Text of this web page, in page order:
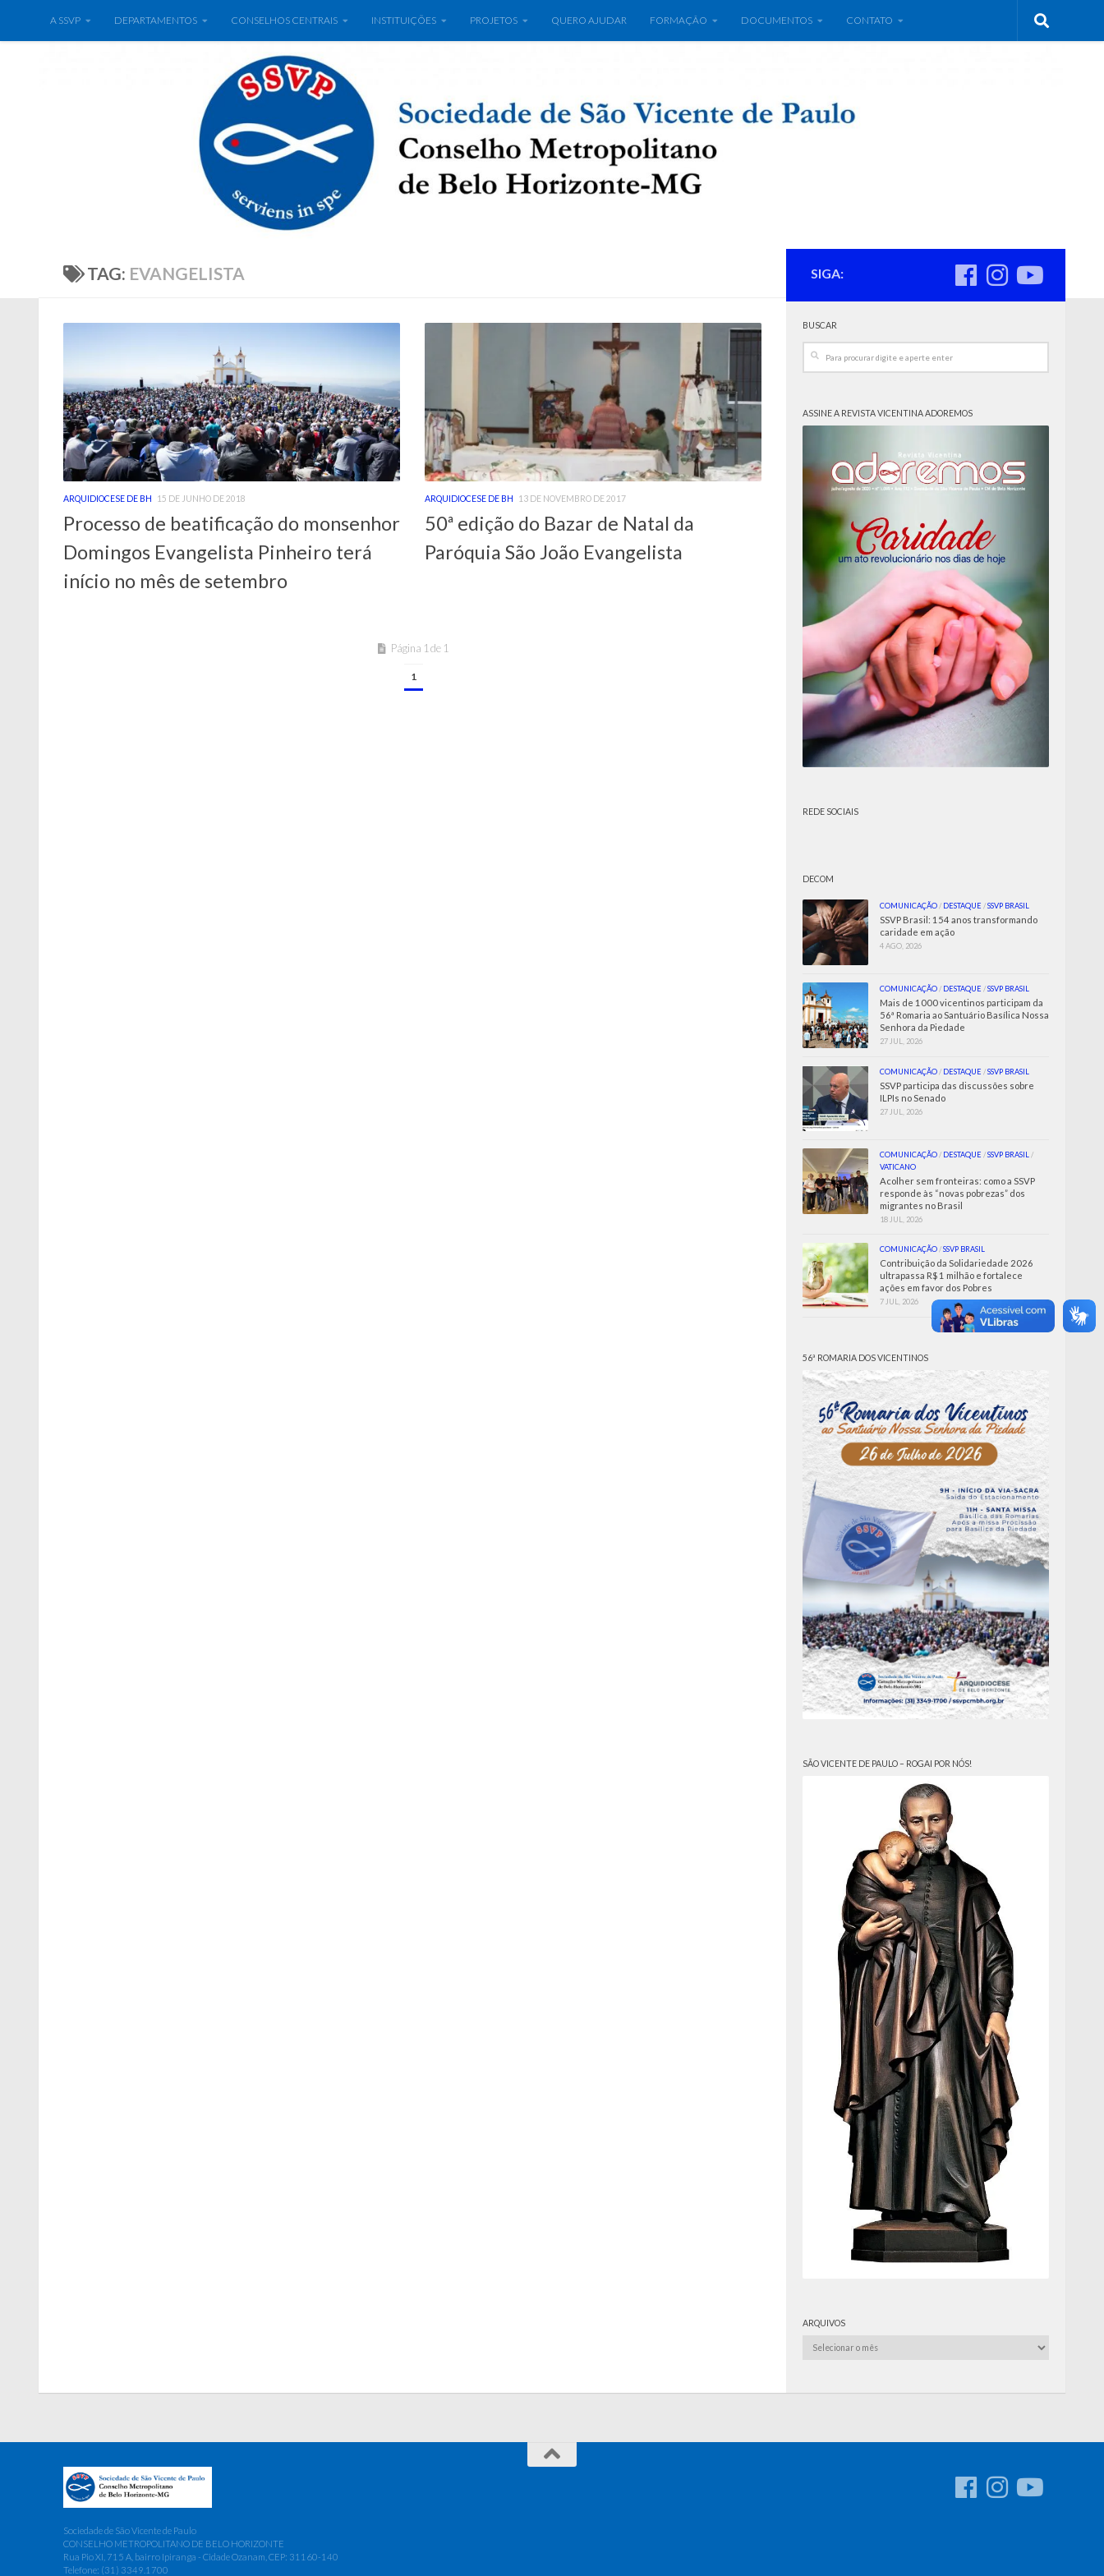
A SSVP DEPARTAMENTOS CONSELHOS CENTRAIS INSTITUIÇÕES PROJETOS QUERO AJUDAR FORMAÇÃO DOCUMENTOS CONTATO
TAG: EVANGELISTA
ARQUIDIOCESE DE BH 15 DE JUNHO DE 2018
Processo de beatificação do monsenhor
Domingos Evangelista Pinheiro terá
início no mês de setembro
ARQUIDIOCESE DE BH 13 DE NOVEMBRO DE 2017
50ª edição do Bazar de Natal da
Paróquia São João Evangelista
Página 1 de 1
1
SIGA:
BUSCAR
ASSINE A REVISTA VICENTINA ADOREMOS
REDE SOCIAIS
DECOM
COMUNICAÇÃO/ DESTAQUE /SSVP BRASIL
SSVP Brasil: 154 anos transformando
caridade em ação
4 AGO, 2026
COMUNICAÇÃO/ DESTAQUE /SSVP BRASIL
Mais de 1000 vicentinos participam da
56ª Romaria ao Santuário Basílica Nossa
Senhora da Piedade
27 JUL, 2026
COMUNICAÇÃO/ DESTAQUE /SSVP BRASIL
SSVP participa das discussões sobre
ILPIs no Senado
27 JUL, 2026
COMUNICAÇÃO/ DESTAQUE /SSVP BRASIL/
VATICANO
Acolher sem fronteiras: como a SSVP
responde às “novas pobrezas” dos
migrantes no Brasil
18 JUL, 2026
COMUNICAÇÃO/SSVP BRASIL
Contribuição da Solidariedade 2026
ultrapassa R$ 1 milhão e fortalece
ações em favor dos Pobres
7 JUL, 2026
56ª ROMARIA DOS VICENTINOS
SÃO VICENTE DE PAULO – ROGAI POR NÓS!
ARQUIVOS
Arquivos
Sociedade de São Vicente de Paulo
CONSELHO METROPOLITANO DE BELO HORIZONTE
Rua Pio XI, 715 A, bairro Ipiranga - Cidade Ozanam, CEP: 31160-140
Telefone: (31) 3349.1700